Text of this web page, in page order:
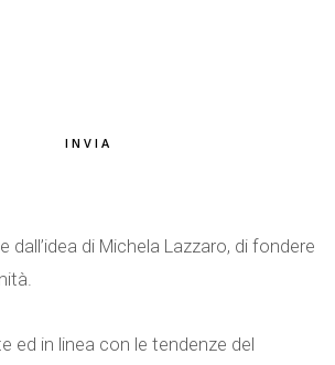
INVIA
dall’idea di Michela Lazzaro, di fondere
ed in linea con le tendenze del